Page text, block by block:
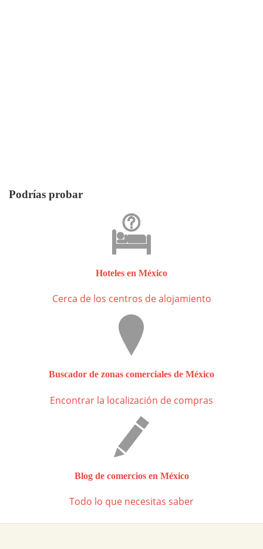
Podrías probar
Hoteles en México
Cerca de los centros de alojamiento
Buscador de zonas comerciales de México
Encontrar la localización de compras
Blog de comercios en México
Todo lo que necesitas saber